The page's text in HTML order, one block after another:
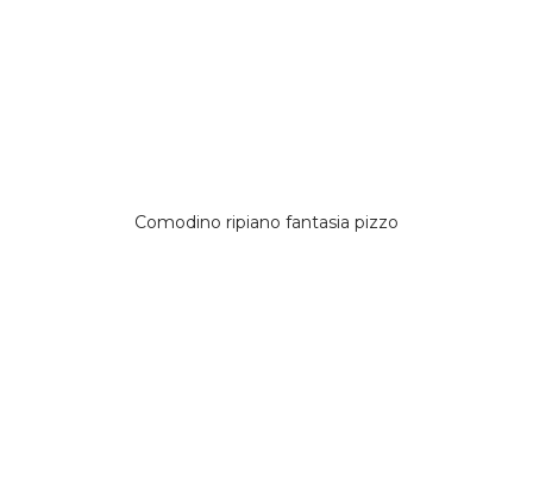
Comodino ripiano fantasia pizzo